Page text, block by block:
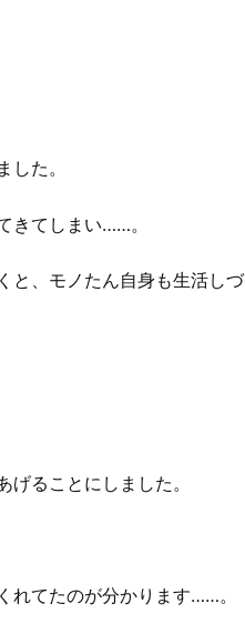
た。
きてしまい……。
と、モノたん自身も生活しづ
ることにしました。
れてたのが分かります……。